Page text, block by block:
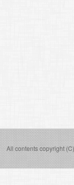
All contents copyright